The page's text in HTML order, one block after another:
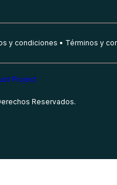
y condiciones Términos y
Reservados.